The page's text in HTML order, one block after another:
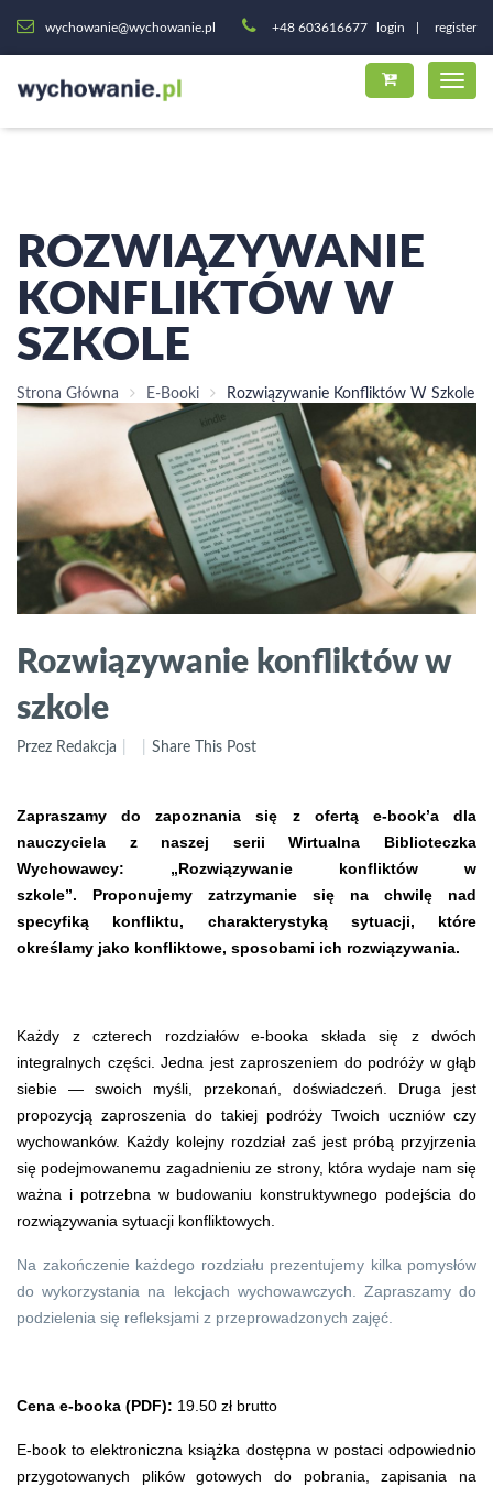
wychowanie@wychowanie.pl +48 603616677 login register
ROZWIĄZYWANIE
KONFLIKTÓW W
SZKOLE
Strona Główna E-Booki Rozwiązywanie Konfliktów W Szkole
Rozwiązywanie konfliktów w
szkole
Przez Redakcja Share This Post
Zapraszamy do zapoznania się z ofertą e-book’a dla
nauczyciela z naszej serii Wirtualna Biblioteczka
Wychowawcy: „Rozwiązywanie konfliktów w
szkole”. Proponujemy zatrzymanie się na chwilę nad
specyfiką konfliktu, charakterystyką sytuacji, które
określamy jako konfliktowe, sposobami ich rozwiązywania.
Każdy z czterech rozdziałów e-booka składa się z dwóch
integralnych części. Jedna jest zaproszeniem do podróży w głąb
siebie — swoich myśli, przekonań, doświadczeń. Druga jest
propozycją zaproszenia do takiej podróży Twoich uczniów czy
wychowanków. Każdy kolejny rozdział zaś jest próbą przyjrzenia
się podejmowanemu zagadnieniu ze strony, która wydaje nam się
ważna i potrzebna w budowaniu konstruktywnego podejścia do
rozwiązywania sytuacji konfliktowych.
Na zakończenie każdego rozdziału prezentujemy kilka pomysłów
do wykorzystania na lekcjach wychowawczych. Zapraszamy do
podzielenia się refleksjami z przeprowadzonych zajęć.
Cena e-booka (PDF): 19.50 zł brutto
E-book to elektroniczna książka dostępna w postaci odpowiednio
przygotowanych plików gotowych do pobrania, zapisania na